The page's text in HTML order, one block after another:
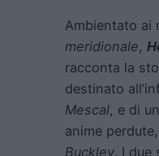
Ambientato ai
meridionale,
racconta la
destinato
Mescal, e di
anime
Buckley. I due